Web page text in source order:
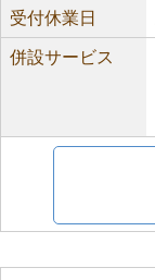
受付休業日
併設サービス